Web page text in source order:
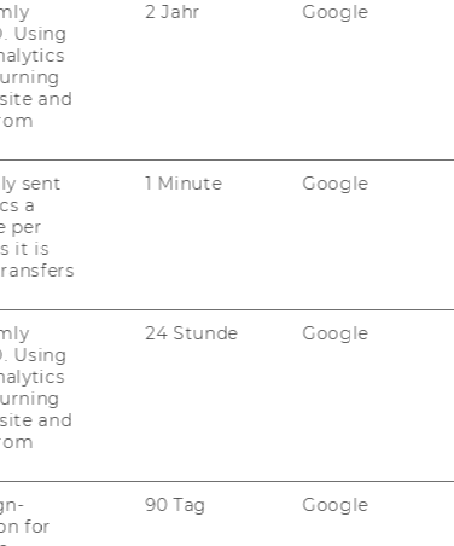
Using
and
2 Jahr Google
sent
a
per
it is
1 Minute Google
Using
and
24 Stunde Google
for
90 Tag Google